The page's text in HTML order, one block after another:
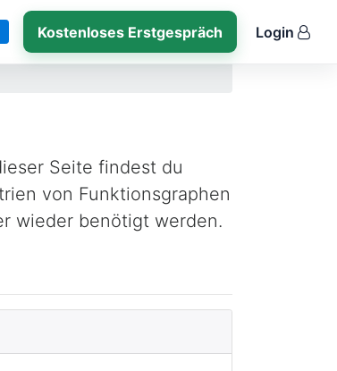
Kostenloses Erstgespräch Login
Seite findest du
von Funktionsgraphen
wieder benötigt werden.